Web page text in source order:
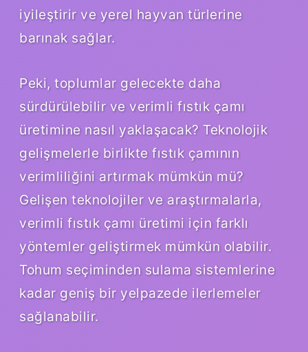
iyileştirir ve yerel hayvan türlerine
barınak sağlar.
Peki, toplumlar gelecekte daha
sürdürülebilir ve verimli fıstık çamı
üretimine nasıl yaklaşacak? Teknolojik
gelişmelerle birlikte fıstık çamının
verimliliğini artırmak mümkün mü?
Gelişen teknolojiler ve araştırmalarla,
verimli fıstık çamı üretimi için farklı
yöntemler geliştirmek mümkün olabilir.
Tohum seçiminden sulama sistemlerine
kadar geniş bir yelpazede ilerlemeler
sağlanabilir.